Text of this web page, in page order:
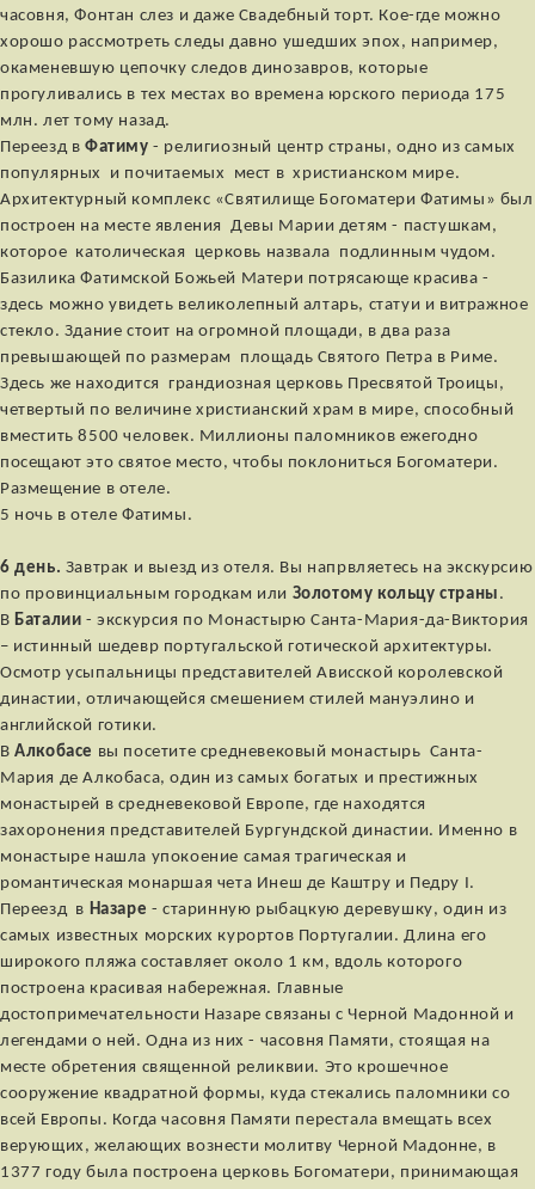
часовня, Фонтан слез и даже Свадебный торт. Кое-где можно
хорошо рассмотреть следы давно ушедших эпох, например,
окаменевшую цепочку следов динозавров, которые
прогуливались в тех местах во времена юрского периода 175
млн. лет тому назад.
Переезд в Фатиму - религиозный центр страны, одно из самых
популярных и почитаемых мест в христианском мире.
Архитектурный комплекс «Святилище Богоматери Фатимы» был
построен на месте явления Девы Марии детям - пастушкам,
которое католическая церковь назвала подлинным чудом.
Базилика Фатимской Божьей Матери потрясающе красива -
здесь можно увидеть великолепный алтарь, статуи и витражное
стекло. Здание стоит на огромной площади, в два раза
превышающей по размерам площадь Святого Петра в Риме.
Здесь же находится грандиозная церковь Пресвятой Троицы,
четвертый по величине христианский храм в мире, способный
вместить 8500 человек. Миллионы паломников ежегодно
посещают это святое место, чтобы поклониться Богоматери.
Размещение в отеле.
5 ночь в отеле Фатимы.
6 день. Завтрак и выезд из отеля. Вы напрвляетесь на экскурсию
по провинциальным городкам или Золотому кольцу страны.
В Баталии- экскурсия по Монастырю Санта-Мария-да-Виктория
– истинный шедевр португальской готической архитектуры.
Осмотр усыпальницы представителей Ависской королевской
династии, отличающейся смешением стилей мануэлино и
английской готики.
ВАлкобасе вы посетите средневековый монастырь Санта-
Мария де Алкобаса, один из самых богатых и престижных
монастырей в средневековой Европе, где находятся
захоронения представителей Бургундской династии. Именно в
монастыре нашла упокоение самая трагическая и
романтическая монаршая чета Инеш де Каштру и Педру I.
Переезд в Назаре - старинную рыбацкую деревушку, один из
самых известных морских курортов Португалии. Длина его
широкого пляжа составляет около 1 км, вдоль которого
построена красивая набережная. Главные
достопримечательности Назаре связаны с Черной Мадонной и
легендами о ней. Одна из них - часовня Памяти, стоящая на
месте обретения священной реликвии. Это крошечное
сооружение квадратной формы, куда стекались паломники со
всей Европы. Когда часовня Памяти перестала вмещать всех
верующих, желающих вознести молитву Черной Мадонне, в
1377 году была построена церковь Богоматери, принимающая